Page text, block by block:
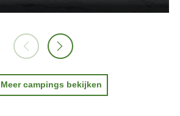
Meer campings bekijken